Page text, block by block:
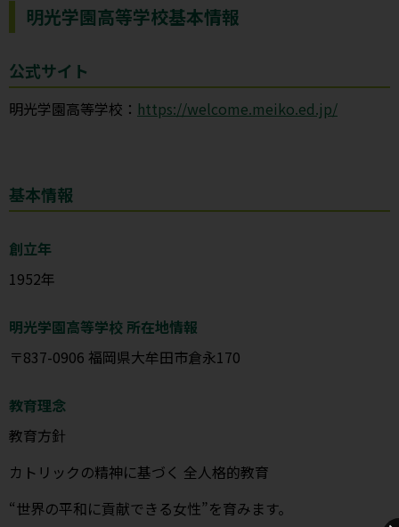
明光学園高等学校基本情報
公式サイト
明光学園高等学校： https://welcome.meiko.ed.jp/
基本情報
創立年
1952年
明光学園高等学校 所在地情報
〒837-0906 福岡県大牟田市倉永170
教育理念
教育方針
カトリックの精神に基づく 全人格的教育
“世界の平和に貢献できる女性”を育みます。